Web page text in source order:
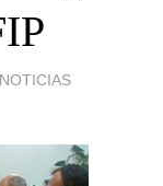
NOTICIAS